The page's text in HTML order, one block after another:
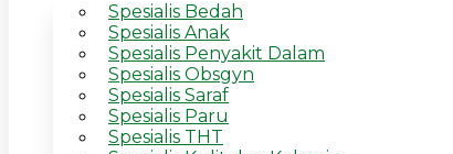
Spesialis Bedah
Spesialis Anak
Spesialis Penyakit Dalam
Spesialis Obsgyn
Spesialis Saraf
Spesialis Paru
Spesialis THT